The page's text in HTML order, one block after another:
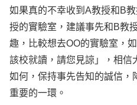
如果真的不幸收到A教授和B
授的實驗室，建議事先和B教
趣，比較想去OO的實驗室，
該校就讀，請您見諒」，相信
如何，保持事先告知的誠信，
重要的一環。